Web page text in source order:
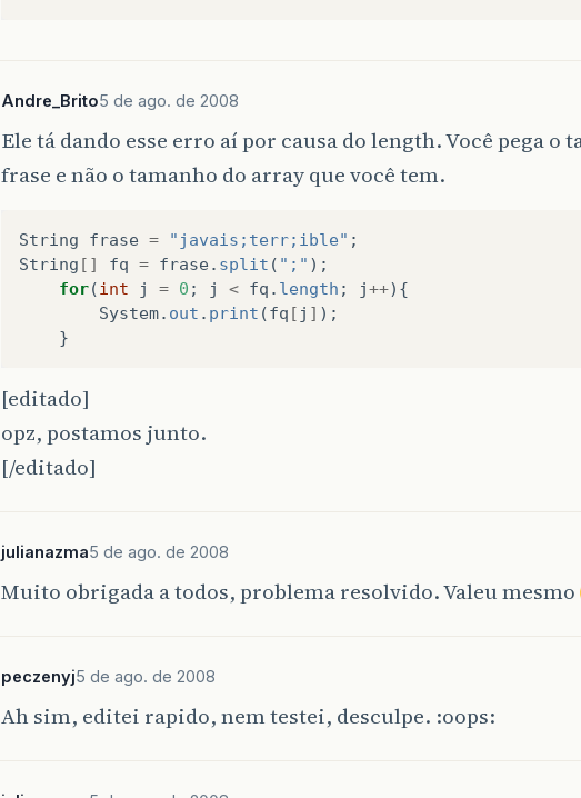
Andre_Brito5 de ago. de 2008
Ele tá dando esse erro aí por causa do length. Você pega o
frase e não o tamanho do array que você tem.
String frase = "javais;terr;ible" ;
String [] fq = frase. split ( ";" );
for(int j = 0 ; j < fq . length ; j++){
System. out . print (fq [ j ] );
}
[editado]
opz, postamos junto.
[/editado]
julianazma5 de ago. de 2008
Muito obrigada a todos, problema resolvido. Valeu mesmo
peczenyj5 de ago. de 2008
Ah sim, editei rapido, nem testei, desculpe. :oops: